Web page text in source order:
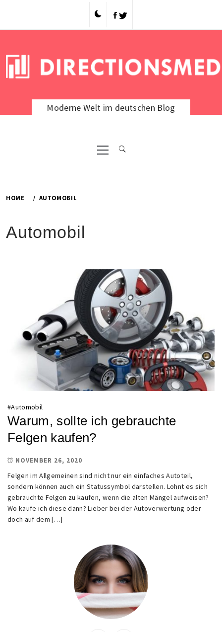
content
Moderne Welt im deutschen Blog
Primary
Menu
HOME AUTOMOBIL
Automobil
#Automobil
Warum, sollte ich gebrauchte
Felgen kaufen?
NOVEMBER 26, 2020
Felgen im Allgemeinen sind nicht nur ein einfaches Autoteil,
sondern können auch ein Statussymbol darstellen. Lohnt es sich
gebrauchte Felgen zu kaufen, wenn die alten Mängel aufweisen?
Wo kaufe ich diese dann? Lieber bei der Autoverwertung oder
doch auf dem […]